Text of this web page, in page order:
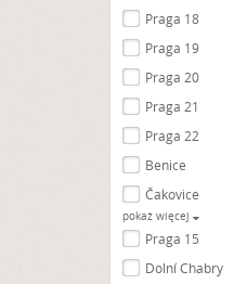
Praga 18
Praga 19
Praga 20
Praga 21
Praga 22
Benice
Čakovice
pokaż więcej
Praga 15
Dolní Chabry